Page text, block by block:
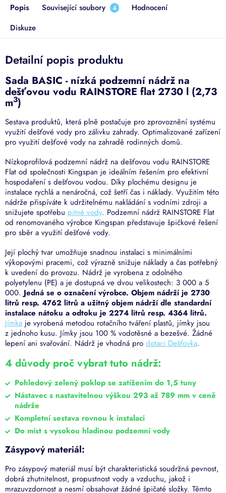
Popis Související soubory 4
Hodnocení
Diskuze
Detailní popis produktu
Sada BASIC - nízká podzemní nádrž na
dešťovou vodu RAINSTORE flat 2730 l (2,73
m3)
Sestava produktů, která plně postačuje pro zprovoznění systému
využití dešťové vody pro zálivku zahrady. Optimalizované zařízení
pro využití dešťové vody na zahradě rodinných domů.
Nízkoprofilová podzemní nádrž na dešťovou vodu RAINSTORE
Flat od společnosti Kingspan je ideálním řešením pro efektivní
hospodaření s dešťovou vodou. Díky plochému designu je
instalace rychlá a nenáročná, což šetří čas i náklady. Využitím této
nádrže přispíváte k udržitelnému nakládání s vodními zdroji a
snižujete spotřebu pitné vody.​ Podzemní nádrž RAINSTORE Flat
od renomovaného výrobce Kingspan představuje špičkové řešení
pro sběr a využití dešťové vody.
Její plochý tvar umožňuje snadnou instalaci s minimálními
výkopovými pracemi, což výrazně snižuje náklady a čas potřebný
k uvedení do provozu. Nádrž je vyrobena z odolného
polyetylenu (PE) a je dostupná ve dvou velikostech: 3 000 a 5
000. Jedná se o označení výrobce. Objem nádrží je 2730
litrů resp. 4762 litrů a užitný objem nádrží dle standardní
instalace nátoku a odtoku je 2274 litrů resp. 4364 litrů.
Jímka je vyrobená metodou rotačního tváření plastů, jímky jsou
z jednoho kusu. Jímky jsou 100 % vodotěsné a bezešvé. Žádné
lepení ani svařování. Nádrž je vhodná pro dotaci Dešťovka.
4 důvody proč vybrat tuto nádrž:
Pohledový zelený poklop se zatížením do 1,5 tuny
Nástavec s nastavitelnou výškou 293 až 789 mm v ceně
nádrže
Kompletní sestava rovnou k instalaci
Do míst s vysokou hladinou podzemní vody
Zásypový materiál:
Pro zásypový materiál musí být charakteristická soudržná pevnost,
dobrá zhutnitelnost, propustnost vody a vzduchu, jakož i
mrazuvzdornost a nesmí obsahovat žádné špičaté složky. Těmto